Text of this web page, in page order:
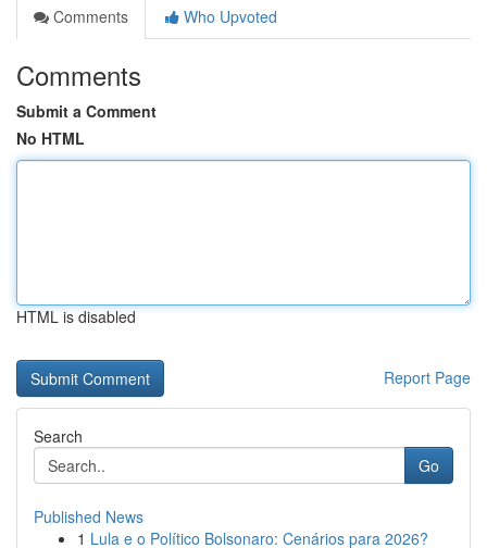
Comments
Who Upvoted
Comments
Submit a Comment
No HTML
HTML is disabled
Report Page
Search
Go
Published News
1 Lula e o Político Bolsonaro: Cenários para 2026?